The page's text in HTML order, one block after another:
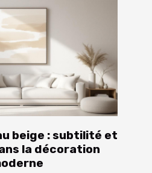
beige : subtilité et
la décoration